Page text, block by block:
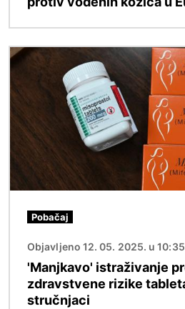
Slika
Pobačaj
Objavljeno 12. 05. 2025. u 10:35
'Manjkavo' istraživanje
zdravstvene rizike
stručnjaci